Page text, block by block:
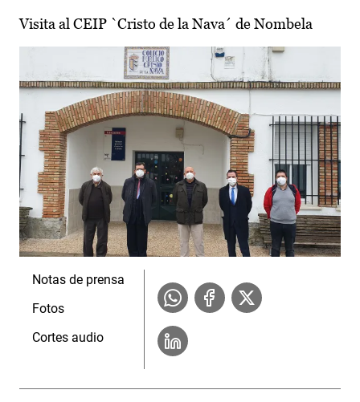
Visita al CEIP `Cristo de la Nava´ de Nombela
Notas de prensa
Fotos
Cortes audio